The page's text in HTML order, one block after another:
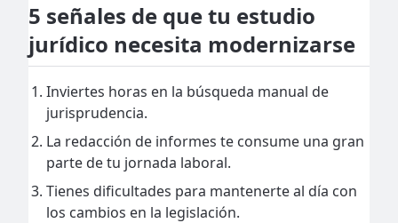
5 señales de que tu estudio
jurídico necesita modernizarse
Inviertes horas en la búsqueda manual de
jurisprudencia.
La redacción de informes te consume una gran
parte de tu jornada laboral.
Tienes dificultades para mantenerte al día con
los cambios en la legislación.